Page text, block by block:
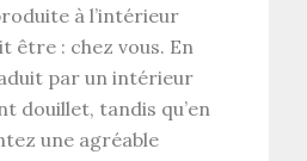
à l’intérieur
être : chez vous. En
par un intérieur
douillet, tandis qu’en
une agréable